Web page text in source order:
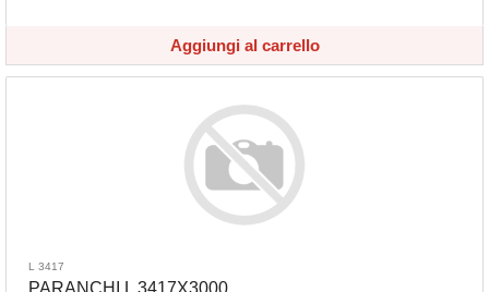
Aggiungi al carrello
L 3417
PARANCHI L 3417X3000